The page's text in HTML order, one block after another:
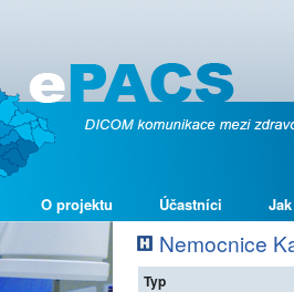
O projektu Účastníci
Nemocnice
Typ